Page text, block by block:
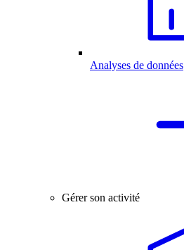
Analyses de données
Gérer son activité